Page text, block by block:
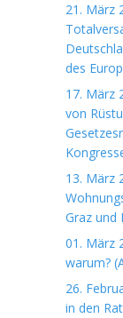
21. März
des
17. März
von
13. März
Graz und
01. März
warum?
26.
in den